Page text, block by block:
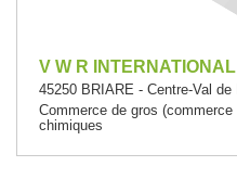
V W R INTERNATIONAL
45250 BRIARE - Centre-Val de
Commerce de gros
chimiques